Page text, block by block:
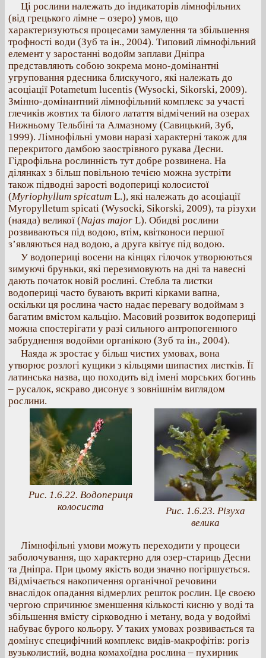
Ці рослини належать до індикаторів лімнофільних
(від грецького лімне – озеро) умов, що
характеризуються процесами замулення та збільшення
трофності води (Зуб та ін., 2004). Типовий лімнофільний
елемент у заростанні водойм заплави Дніпра
представляють собою зокрема моно-домінантні
угруповання рдесника блискучого, які належать до
асоціації Potametum lucentis (Wysocki, Sikorski, 2009).
Змінно-домінантний лімнофільний комплекс за участі
глечиків жовтих та білого латаття відмічений на озерах
Нижньому Тельбіні та Алмазному (Савицький, Зуб,
1999). Лімнофільні умови наразі характерні також для
перекритого дамбою заострівного рукава Десни.
Гідрофільна рослинність тут добре розвинена. На
ділянках з більш повільною течією можна зустріти
також підводні зарості водопериці колосистої
(Myriophyllum spicatum L.), які належать до асоціації
Myropylletum spicati (Wysocki, Sikorski, 2009), та різухи
(наяда) великої (Najas major L). Обидві рослини
розвиваються під водою, втім, квітконоси першої
з’являються над водою, а друга квітує під водою.
У водопериці восени на кінцях гілочок утворюються
зимуючі бруньки, які перезимовують на дні та навесні
дають початок новій рослині. Стебла та листки
водопериці часто бувають вкриті кірками вапна,
оскільки ця рослина часто надає перевагу водоймам з
багатим вмістом кальцію. Масовий розвиток водопериці
можна спостерігати у разі сильного антропогенного
забруднення водойми органікою (Зуб та ін., 2004).
Наяда ж зростає у більш чистих умовах, вона
утворює розлогі кущики з кільцями шипастих листків. Її
латинська назва, що походить від імені морських богинь
– русалок, яскраво дисонує з зовнішнім виглядом
рослини.
Рис. 1.6.22. Водопериця
колосиста
Рис. 1.6.23. Різуха
велика
Лімнофільні умови можуть переходити у процеси
заболочування, що характерно для озер-стариць Десни
та Дніпра. При цьому якість води значно погіршується.
Відмічається накопичення органічної речовини
внаслідок опадання відмерлих решток рослин. Це своєю
чергою спричинює зменшення кількості кисню у воді та
збільшення вмісту сірководню і метану, вода у водоймі
набуває бурого кольору. У таких умовах розвивається та
домінує специфічний комплекс видів-макрофітів: рогіз
вузьколистий, водна комахоїдна рослина – пухирник